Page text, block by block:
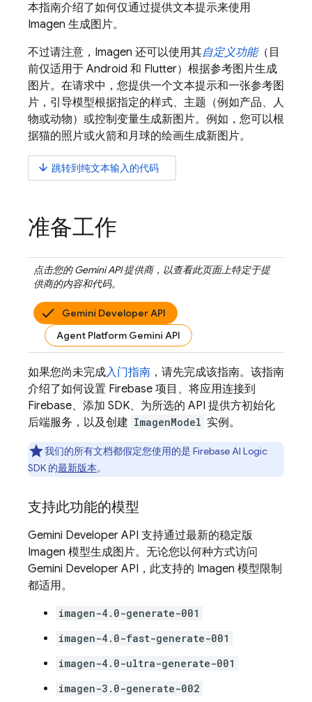
本指南介绍了如何仅通过提供文本提示来使用
Imagen 生成图片。
不过请注意， Imagen 还可以使用其自定义功能（目
前仅适用于 Android 和 Flutter）根据参考图片生成
图片。在请求中，您提供一个文本提示和一张参考图
片，引导模型根据指定的样式、主题（例如产品、人
物或动物）或控制变量生成新图片。例如，您可以根
据猫的照片或火箭和月球的绘画生成新图片。
arrow_downward 跳转到纯文本输入的代码
准备工作
点击您的Gemini API提供商，以查看此页面上特定于提
供商的内容和代码。
Gemini Developer API
Agent Platform Gemini API
如果您尚未完成入门指南 ，请先完成该指南。该指南
介绍了如何设置 Firebase 项目、将应用连接到
Firebase、添加 SDK、为所选的 API 提供方初始化
后端服务，以及创建 ImagenModel 实例。
我们的所有文档都假定您使用的是 Firebase AI Logic
SDK 的最新版本。
支持此功能的模型
Gemini Developer API 支持通过最新的稳定版
Imagen 模型生成图片。无论您以何种方式访问
Gemini Developer API ，此支持的 Imagen 模型限制
都适用。
imagen-4.0-generate-001
imagen-4.0-fast-generate-001
imagen-4.0-ultra-generate-001
imagen-3.0-generate-002